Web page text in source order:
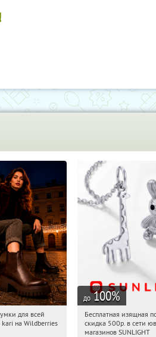
Получили:
для всей
kari на Wildberries
до 100%
17:23:46
Россия
Бесплатная изящная
скидка 500р. в сети
магазинов SUNLIGHT